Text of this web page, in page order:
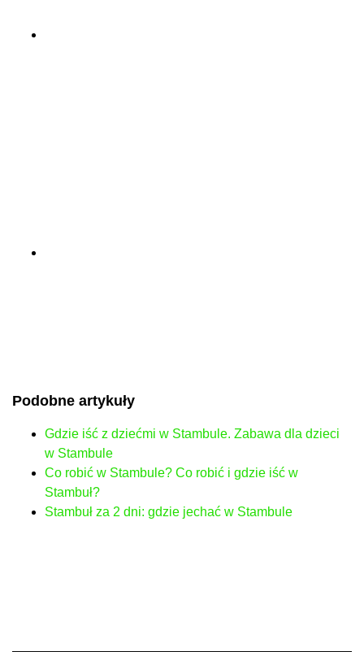
Podobne artykuły
Gdzie iść z dziećmi w Stambule. Zabawa dla dzieci
w Stambule
Co robić w Stambule? Co robić i gdzie iść w
Stambuł?
Stambuł za 2 dni: gdzie jechać w Stambule